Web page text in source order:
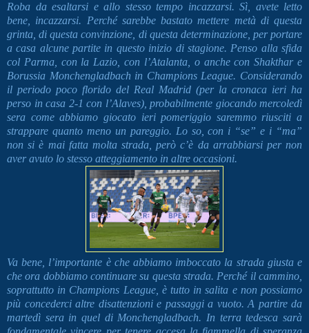
Roba da esaltarsi e allo stesso tempo incazzarsi. Sì, avete letto
bene, incazzarsi. Perché sarebbe bastato mettere metà di questa
grinta, di questa convinzione, di questa determinazione, per portare
a casa alcune partite in questo inizio di stagione. Penso alla sfida
col Parma, con la Lazio, con l’Atalanta, o anche con Shakthar e
Borussia Monchengladbach in Champions League. Considerando
il periodo poco florido del Real Madrid (per la cronaca ieri ha
perso in casa 2-1 con l’Alaves), probabilmente giocando mercoledì
sera come abbiamo giocato ieri pomeriggio saremmo riusciti a
strappare quanto meno un pareggio. Lo so, con i “se” e i “ma”
non si è mai fatta molta strada, però c’è da arrabbiarsi per non
aver avuto lo stesso atteggiamento in altre occasioni.
Va bene, l’importante è che abbiamo imboccato la strada giusta e
che ora dobbiamo continuare su questa strada. Perché il cammino,
soprattutto in Champions League, è tutto in salita e non possiamo
più concederci altre disattenzioni e passaggi a vuoto. A partire da
martedì sera in quel di Monchengladbach. In terra tedesca sarà